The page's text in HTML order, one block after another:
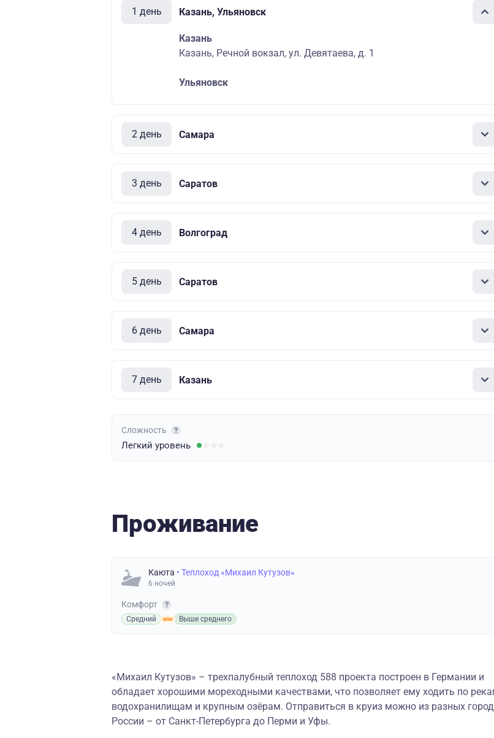
1 день Казань, Ульяновск
Казань
Казань, Речной вокзал, ул. Девятаева, д. 1
Ульяновск
2 день Самара
3 день Саратов
4 день Волгоград
5 день Саратов
6 день Самара
7 день Казань
Сложность
Легкий уровень
Проживание
Каюта • Теплоход «Михаил Кутузов»
6 ночей
Комфорт
Средний Выше среднего
«Михаил Кутузов» – трехпалубный теплоход 588 проекта построен в Германии и
обладает хорошими мореходными качествами, что позволяет ему ходить по
водохранилищам и крупным озёрам. Отправиться в круиз можно из разных
России – от Санкт-Петербурга до Перми и Уфы.